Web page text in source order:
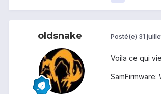
oldsnake Posté(e) 31
Voila ce qui